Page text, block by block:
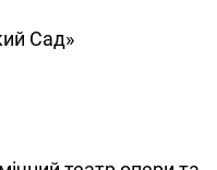
Сад»